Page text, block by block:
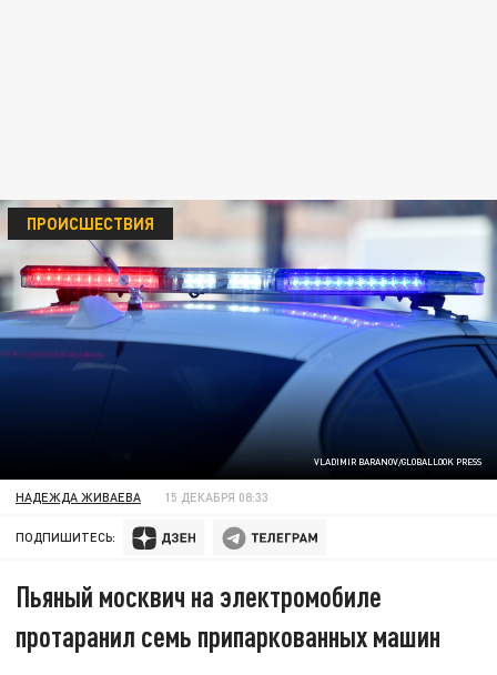
VLADIMIR BARANOV/GLOBALLOOK PRESS
ПРОИСШЕСТВИЯ
НАДЕЖДА ЖИВАЕВА 15 ДЕКАБРЯ 08:33
ПОДПИШИТЕСЬ:
Пьяный москвич на электромобиле
протаранил семь припаркованных машин